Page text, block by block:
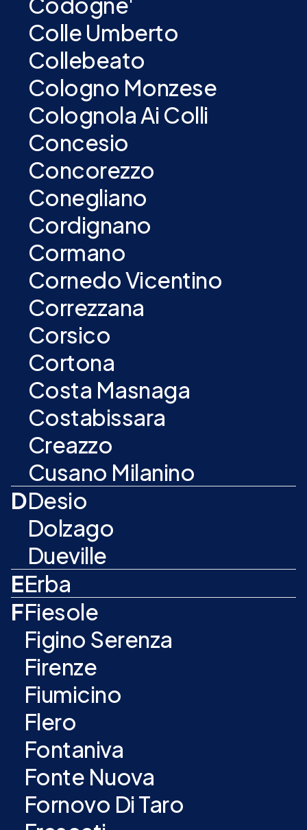
Colle Umberto
Collebeato
Cologno Monzese
Colognola Ai Colli
Concesio
Concorezzo
Conegliano
Cordignano
Cormano
Cornedo Vicentino
Correzzana
Corsico
Cortona
Costa Masnaga
Costabissara
Creazzo
Cusano Milanino
DDesio
Dolzago
Dueville
EErba
FFiesole
Figino Serenza
Firenze
Fiumicino
Flero
Fontaniva
Fonte Nuova
Fornovo Di Taro